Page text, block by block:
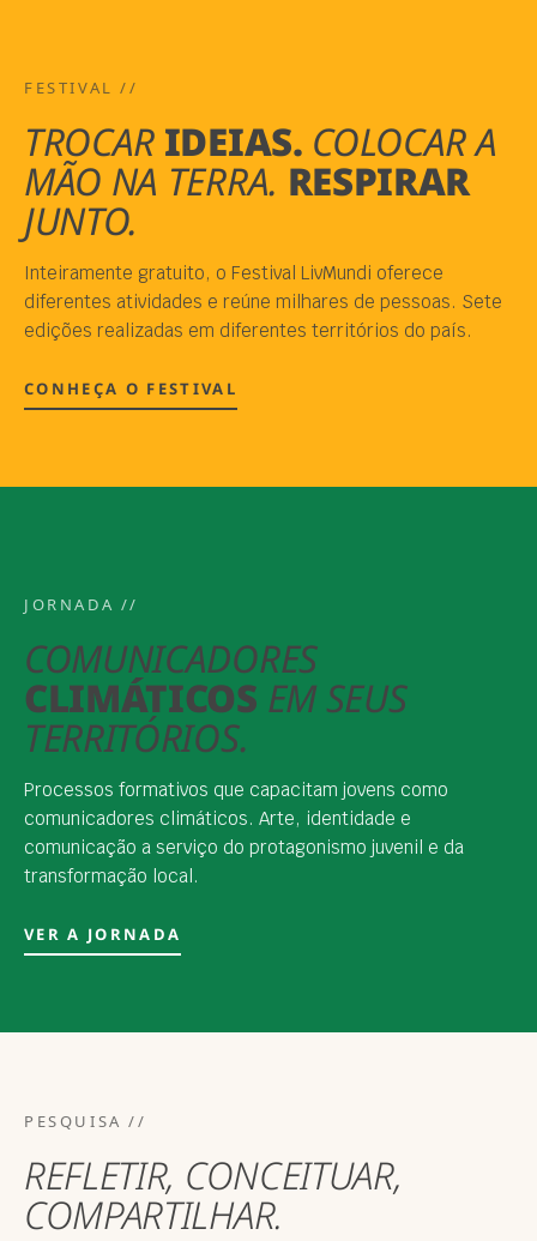
FESTIVAL //
TROCAR IDEIAS. COLOCAR A
MÃO NA TERRA. RESPIRAR
JUNTO.
Inteiramente gratuito, o Festival LivMundi oferece
diferentes atividades e reúne milhares de pessoas. Sete
edições realizadas em diferentes territórios do país.
CONHEÇA O FESTIVAL
JORNADA //
COMUNICADORES
CLIMÁTICOS EM SEUS
TERRITÓRIOS.
Processos formativos que capacitam jovens como
comunicadores climáticos. Arte, identidade e
comunicação a serviço do protagonismo juvenil e da
transformação local.
VER A JORNADA
PESQUISA //
REFLETIR, CONCEITUAR,
COMPARTILHAR.